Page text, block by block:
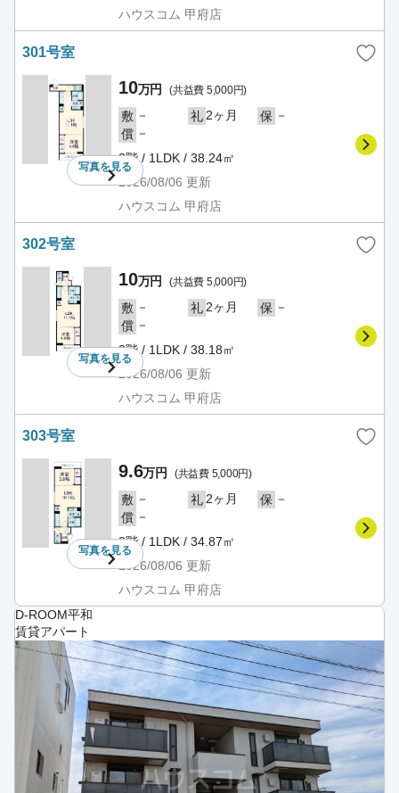
ハウスコム 甲府店
301号室
写真を見る
10万円 (共益費 5,000円)
敷 － 礼 2ヶ月 保 －
償 －
3階 / 1LDK / 38.24㎡
2026/08/06 更新
ハウスコム 甲府店
302号室
写真を見る
10万円 (共益費 5,000円)
敷 － 礼 2ヶ月 保 －
償 －
3階 / 1LDK / 38.18㎡
2026/08/06 更新
ハウスコム 甲府店
303号室
写真を見る
9.6万円 (共益費 5,000円)
敷 － 礼 2ヶ月 保 －
償 －
3階 / 1LDK / 34.87㎡
2026/08/06 更新
ハウスコム 甲府店
D-ROOM平和
賃貸アパート